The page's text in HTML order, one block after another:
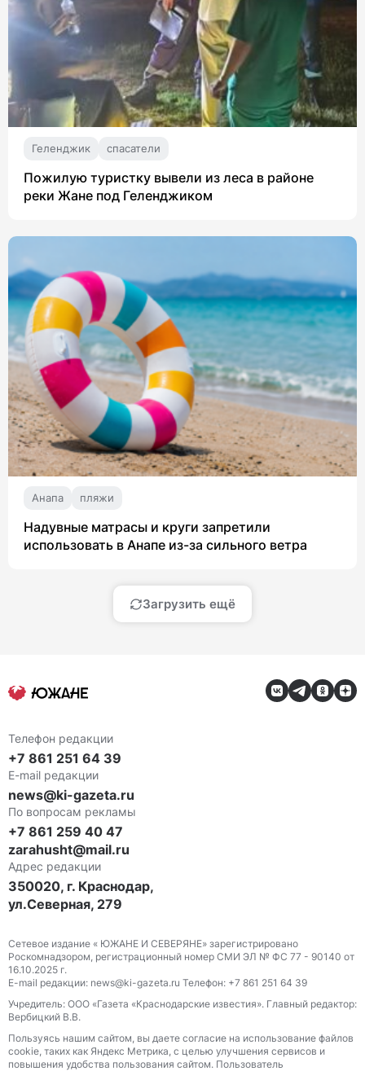
Геленджик спасатели
Пожилую туристку вывели из леса в районе
реки Жане под Геленджиком
Анапа пляжи
Надувные матрасы и круги запретили
использовать в Анапе из-за сильного ветра
Загрузить ещё
Телефон редакции
+7 861 251 64 39
E-mail редакции
news@ki-gazeta.ru
По вопросам рекламы
+7 861 259 40 47
zarahusht@mail.ru
Адрес редакции
350020, г. Краснодар,
ул.Северная, 279
Сетевое издание « ЮЖАНЕ И СЕВЕРЯНЕ» зарегистрировано
Роскомнадзором, регистрационный номер СМИ ЭЛ № ФС 77 - 90140 от
16.10.2025 г.
E-mail редакции: news@ki-gazeta.ru Телефон: +7 861 251 64 39
Учредитель: ООО «Газета «Краснодарские известия». Главный редактор:
Вербицкий В.В.
Пользуясь нашим сайтом, вы даете согласие на использование файлов
сооkіе, таких как Яндекс Метрика, с целью улучшения сервисов и
повышения удобства пользования сайтом. Пользователь